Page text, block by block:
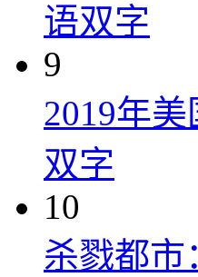
语双字
9
2019年
双字
10
杀戮都市